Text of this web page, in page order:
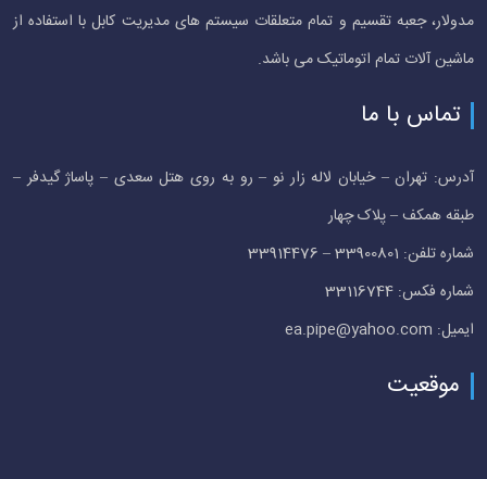
مدولار، جعبه تقسیم و تمام متعلقات سیستم های مدیریت کابل با استفاده از
ماشین آلات تمام اتوماتیک می باشد.
تماس با ما
آدرس: تهران – خیابان لاله زار نو – رو به روی هتل سعدی – پاساژ گیدفر –
طبقه همکف – پلاک چهار
شماره تلفن: 33900801 – 33914476
شماره فکس: 33116744
ایمیل: ea.pipe@yahoo.com
موقعیت